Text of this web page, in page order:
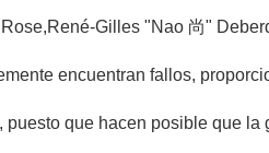
Gilles "Nao 尚"
encuentran fallos,
que hacen posible que la